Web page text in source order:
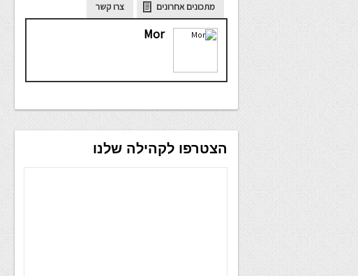
מתכונים אחרונים
צרו קשר
Mor
הצטרפו לקהילה שלנו